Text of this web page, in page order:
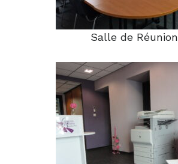
Salle de Réunion